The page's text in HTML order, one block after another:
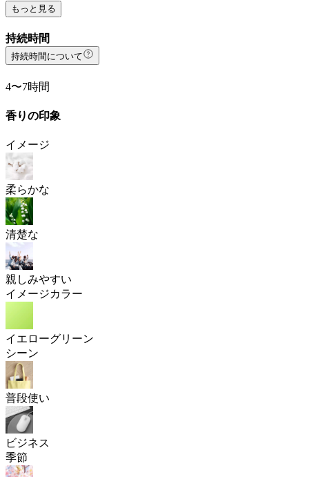
もっと見る
持続時間
持続時間について
4〜7時間
香りの印象
イメージ
柔らかな
清楚な
親しみやすい
イメージカラー
イエローグリーン
シーン
普段使い
ビジネス
季節